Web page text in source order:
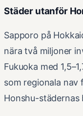
Städer utanför
Sapporo på
nära två miljoner
Fukuoka med
som regionala nav
Honshu-städernas